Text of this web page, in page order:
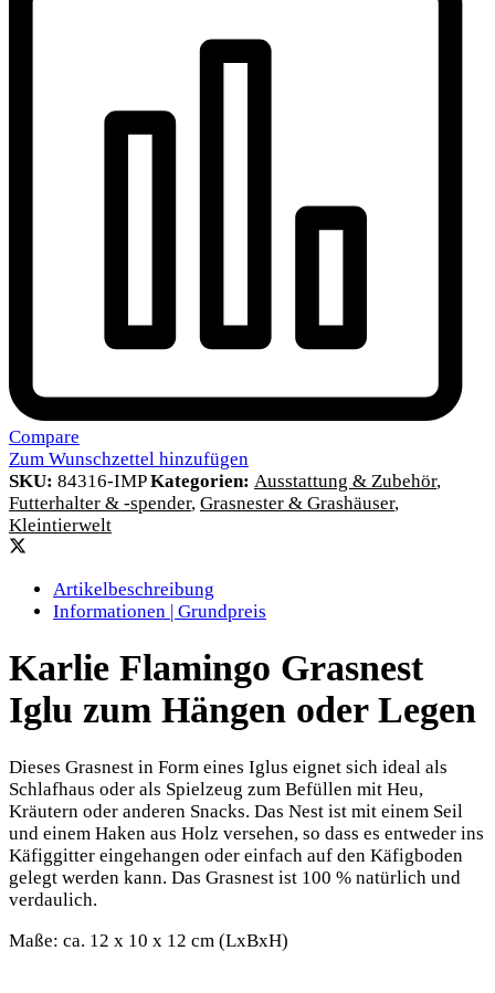
Compare
Zum Wunschzettel hinzufügen
SKU: 84316-IMPKategorien: Ausstattung & Zubehör,
Futterhalter & -spender, Grasnester & Grashäuser,
Kleintierwelt
Artikelbeschreibung
Informationen | Grundpreis
Karlie Flamingo Grasnest
Iglu zum Hängen oder Legen
Dieses Grasnest in Form eines Iglus eignet sich ideal als
Schlafhaus oder als Spielzeug zum Befüllen mit Heu,
Kräutern oder anderen Snacks. Das Nest ist mit einem Seil
und einem Haken aus Holz versehen, so dass es entweder ins
Käfiggitter eingehangen oder einfach auf den Käfigboden
gelegt werden kann. Das Grasnest ist 100 % natürlich und
verdaulich.
Maße: ca. 12 x 10 x 12 cm (LxBxH)